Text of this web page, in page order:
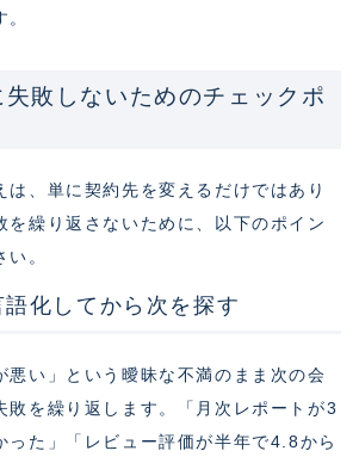
敗しないためのチェックポ
は、単に契約先を変えるだけではあり
を繰り返さないために、以下のポイン
。
化してから次を探す
悪い」という曖昧な不満のまま次の会
敗を繰り返します。「月次レポートが3
った」「レビュー評価が半年で4.8から